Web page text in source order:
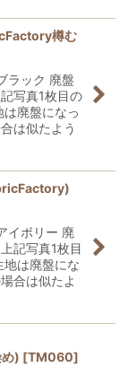
樽む
ック 廃盤
写真1枚目の
廃盤になっ
は似たよう
ボリー 廃
記写真1枚目
は廃盤にな
合は似たよ
) [TM060]